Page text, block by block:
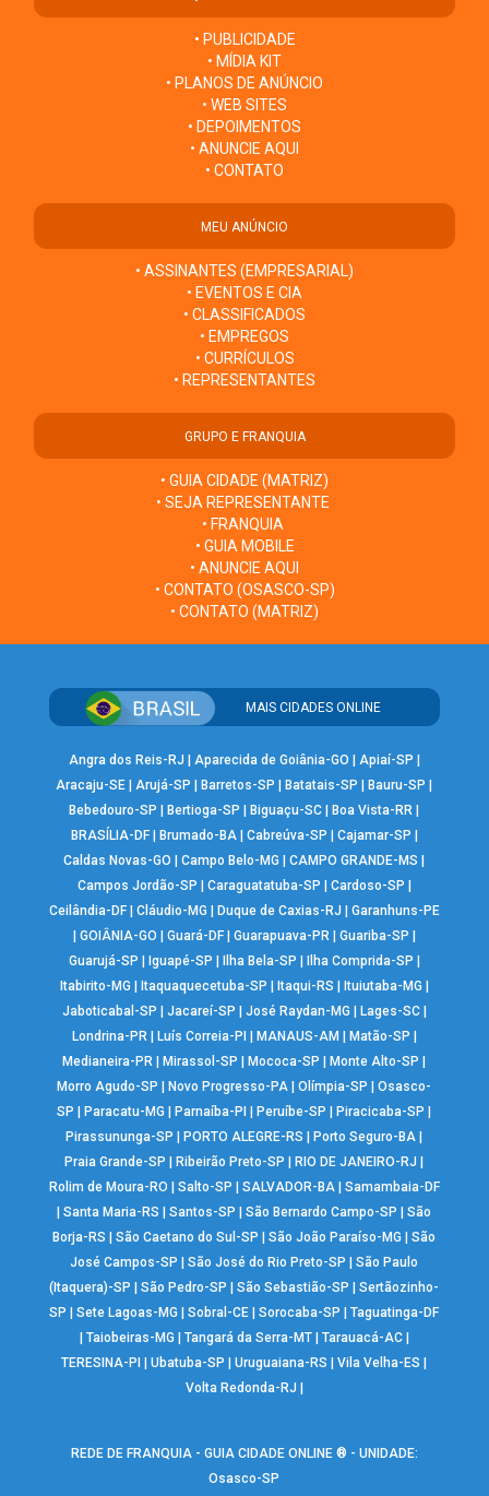
• PUBLICIDADE
• MÍDIA KIT
• PLANOS DE ANÚNCIO
• WEB SITES
• DEPOIMENTOS
• ANUNCIE AQUI
• CONTATO
MEU ANÚNCIO
• ASSINANTES (EMPRESARIAL)
• EVENTOS E CIA
• CLASSIFICADOS
• EMPREGOS
• CURRÍCULOS
• REPRESENTANTES
GRUPO E FRANQUIA
• GUIA CIDADE (MATRIZ)
• SEJA REPRESENTANTE
• FRANQUIA
• GUIA MOBILE
• ANUNCIE AQUI
• CONTATO (OSASCO-SP)
• CONTATO (MATRIZ)
MAIS CIDADES ONLINE
Angra dos Reis-RJ Aparecida de Goiânia-GO Apiaí-SP
Aracaju-SE |Arujá-SP Barretos-SP Batatais-SP Bauru-SP
Bebedouro-SP
Bertioga-SP Biguaçu-SC Boa Vista-RR
BRASÍLIA-DF| Brumado-BA| Cabreúva-SP Cajamar-SP
Caldas Novas-GO
|Campo Belo-MG |CAMPO GRANDE-MS
Campos Jordão-SP
Caraguatatuba-SP Cardoso-SP
Ceilândia-DF| Cláudio-MG Duque de Caxias-RJ
Garanhuns-PE
GOIÂNIA-GO Guará-DF| Guarapuava-PR| Guariba-SP
Guarujá-SP
Iguapé-SP Ilha Bela-SP Ilha Comprida-SP
Itabirito-MG
Itaquaquecetuba-SP Itaqui-RS Ituiutaba-MG
Jaboticabal-SP
Jacareí-SP José Raydan-MG Lages-SC|
Londrina-PR| Luís Correia-PI MANAUS-AM Matão-SP
Medianeira-PR
Mirassol-SP Mococa-SP Monte Alto-SP
Morro Agudo-SP
Novo Progresso-PA |Olímpia-SP |Osasco-
SP
Paracatu-MG Parnaíba-PI Peruíbe-SP Piracicaba-SP
Pirassununga-SP
PORTO ALEGRE-RS Porto Seguro-BA
Praia Grande-SP
Ribeirão Preto-SP RIO DE JANEIRO-RJ
Rolim de Moura-RO
Salto-SP SALVADOR-BA| Samambaia-DF
|Santa Maria-RS |Santos-SP |São Bernardo Campo-SP |São
Borja-RS
|São Caetano do Sul-SP |São João Paraíso-MG |São
José Campos-SP
|São José do Rio Preto-SP |São Paulo
(Itaquera)-SP
|São Pedro-SP |São Sebastião-SP |Sertãozinho-
SP
|Sete Lagoas-MG |Sobral-CE |Sorocaba-SP |Taguatinga-DF
Taiobeiras-MG Tangará da Serra-MT| Tarauacá-AC|
TERESINA-PI
|Ubatuba-SP |Uruguaiana-RS |Vila Velha-ES
Volta Redonda-RJ
REDE DE FRANQUIA - GUIA CIDADE ONLINE ® - UNIDADE:
Osasco-SP